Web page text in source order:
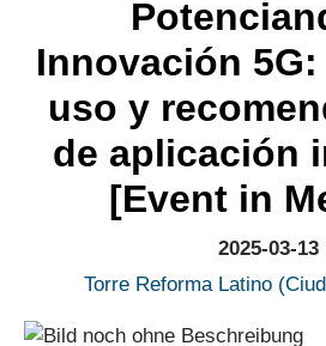
Innovación
uso y
de aplicación
[Event in
2025-03-13
Torre Reforma Latino